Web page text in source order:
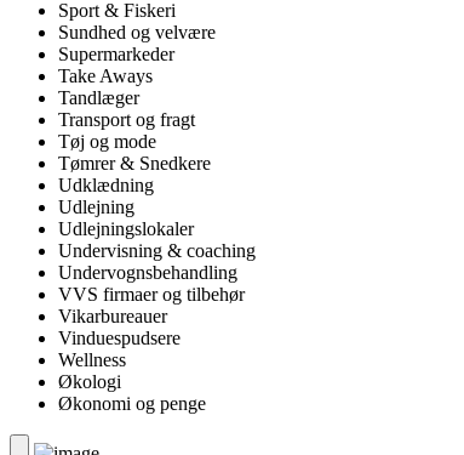
Sport & Fiskeri
Sundhed og velvære
Supermarkeder
Take Aways
Tandlæger
Transport og fragt
Tøj og mode
Tømrer & Snedkere
Udklædning
Udlejning
Udlejningslokaler
Undervisning & coaching
Undervognsbehandling
VVS firmaer og tilbehør
Vikarbureauer
Vinduespudsere
Wellness
Økologi
Økonomi og penge